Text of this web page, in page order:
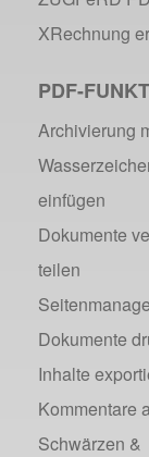
XRechnung
PDF-
Archivierung
einfügen
Dokumente
teilen
Dokumente
Inhalte
Kommentare
Schwärzen &